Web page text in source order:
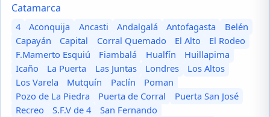
Catamarca
4 Aconquija Ancasti Andalgalá Antofagasta
Belén
Capayán
Capital Corral Quemado El Alto
El Rodeo
F.Mamerto Esquiú
Fiambalá Hualfín
Huillapima
Icaño
La Puerta Las Juntas Londres
Los Altos
Los Varela
Mutquín Paclín
Poman
Pozo de La Piedra
Puerta de Corral
Puerta San José
Recreo
S.F.V de 4
San Fernando